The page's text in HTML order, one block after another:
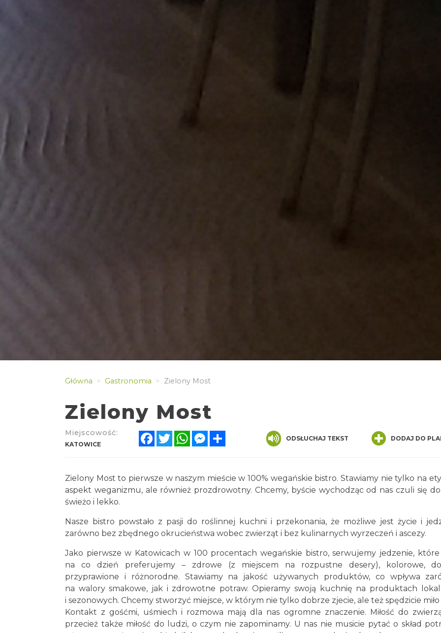
Główna Gastronomia Zielony Most
Zielony Most
Miejscowość:
KATOWICE
FacebookTwitterWhatsAppMessenger ODSŁUCHAJ TEKST DODAJ DO
Zielony Most to pierwsze w naszym mieście w 100% wegańskie bistro. Stawiamy nie tylko na
aspekt weganizmu, ale również prozdrowotny. Chcemy, byście wychodząc od nas czuli się
świeżo i lekko.
Nasze bistro powstało z pasji do roślinnej kuchni i przekonania, że możliwe jest życie i
zarówno bez zbędnego okrucieństwa wobec zwierząt i bez kulinarnych wyrzeczeń i ascezy.
Jako pierwsze w Katowicach w 100 procentach wegańskie bistro, serwujemy jedzenie, które
na co dzień preferujemy – zdrowe (z miejscem na rozpustne desery), kolorowe,
przyprawione i różnorodne. Stawiamy na jakość używanych produktów, co wpływa
na walory smakowe, jak i zdrowotne potraw. Opieramy swoją kuchnię na produktach
i sezonowych. Chcemy stworzyć miejsce, w którym nie tylko dobrze zjecie, ale też spędzicie miło
Kontakt z gośćmi, uśmiech i rozmowa mają dla nas ogromne znaczenie. Miłość do
przecież także miłość do ludzi, o czym nie zapominamy. U nas nie musicie pytać o skład